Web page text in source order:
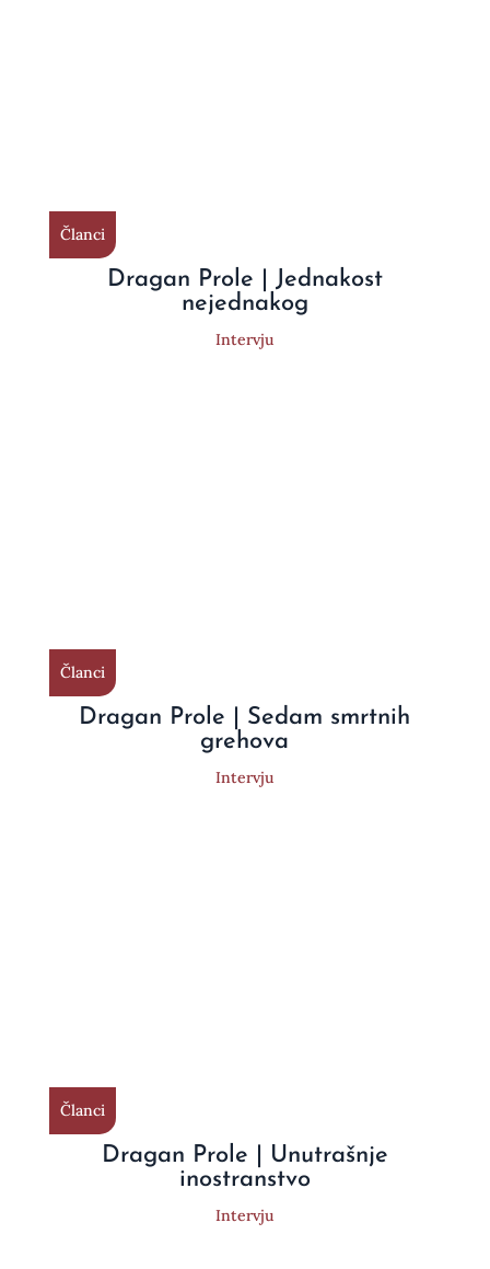
Članci
Dragan Prole | Jednakost
nejednakog
Intervju
Članci
Dragan Prole | Sedam smrtnih
grehova
Intervju
Članci
Dragan Prole | Unutrašnje
inostranstvo
Intervju